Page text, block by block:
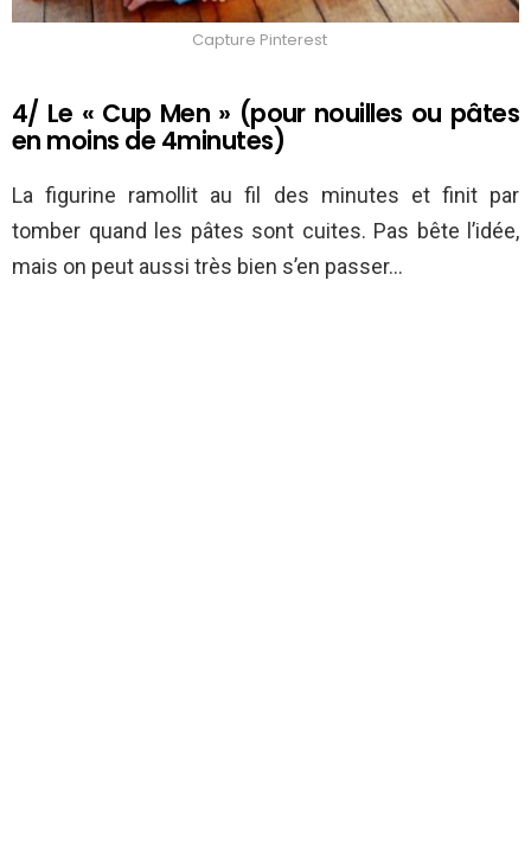
Capture Pinterest
4/ Le « Cup Men » (pour nouilles ou pâtes
en moins de 4minutes)
La figurine ramollit au fil des minutes et finit par
tomber quand les pâtes sont cuites. Pas bête l’idée,
mais on peut aussi très bien s’en passer…